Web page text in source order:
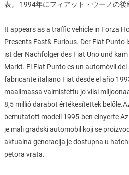
表。 1994年にフィアット・ウーノの後
It appears as a traffic vehicle in Forza
Presents Fast& Furious. Der Fiat Punto
ist der Nachfolger des Fiat Uno und
Markt. El Fiat Punto es un automóvil del
fabricante italiano Fiat desde el año
maailmassa valmistettu jo viisi
8,5 millió darabot értékesítettek
bemutatott modell 1995-ben elnyerte
je mali gradski automobil koji se
aktualna generacija je dostupna u
petora vrata.